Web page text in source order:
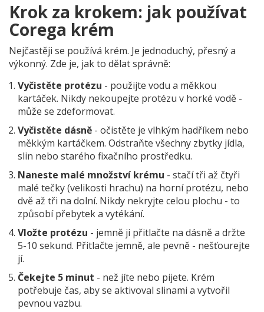
Krok za krokem: jak používat
Corega krém
Nejčastěji se používá krém. Je jednoduchý, přesný a
výkonný. Zde je, jak to dělat správně:
Vyčistěte protézu - použijte vodu a měkkou
kartáček. Nikdy nekoupejte protézu v horké vodě -
může se zdeformovat.
Vyčistěte dásně - očistěte je vlhkým hadříkem nebo
měkkým kartáčkem. Odstraňte všechny zbytky jídla,
slin nebo starého fixačního prostředku.
Naneste malé množství krému - stačí tři až čtyři
malé tečky (velikosti hrachu) na horní protézu, nebo
dvě až tři na dolní. Nikdy nekryjte celou plochu - to
způsobí přebytek a vytékání.
Vložte protézu - jemně ji přitlačte na dásně a držte
5-10 sekund. Přitlačte jemně, ale pevně - nešťourejte
jí.
Čekejte 5 minut - než jíte nebo pijete. Krém
potřebuje čas, aby se aktivoval slinami a vytvořil
pevnou vazbu.